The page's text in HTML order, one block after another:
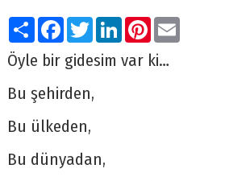
PaylaşFacebook
TwitterLinkedIn
Pinterest
Email
Öyle bir gidesim var ki…
Bu şehirden,
Bu ülkeden,
Bu dünyadan,